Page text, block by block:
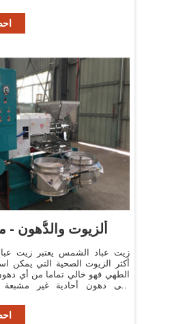
ألزيوت والدُّهون -
أكثر الزيوت الصحية التي يمكن
الطهي فهو خالي تماما من أي
على دهون أحادية غير